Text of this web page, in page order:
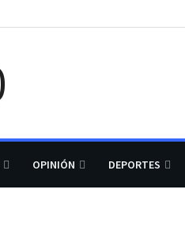
OPINIÓN DEPORTES